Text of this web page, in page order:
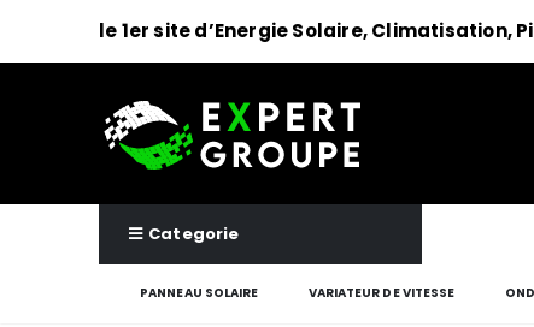
le 1er site d’Energie Solaire, Climatisation,
Categorie
PANNEAU SOLAIRE VARIATEUR DE VITESSE